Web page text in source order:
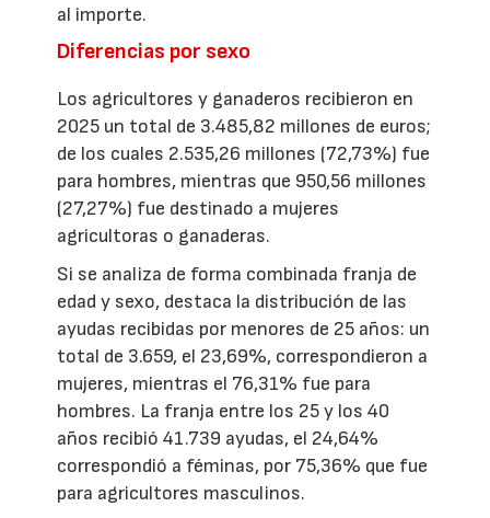
al importe.
Diferencias por sexo
Los agricultores y ganaderos recibieron en
2025 un total de 3.485,82 millones de euros;
de los cuales 2.535,26 millones (72,73%) fue
para hombres, mientras que 950,56 millones
(27,27%) fue destinado a mujeres
agricultoras o ganaderas.
Si se analiza de forma combinada franja de
edad y sexo, destaca la distribución de las
ayudas recibidas por menores de 25 años: un
total de 3.659, el 23,69%, correspondieron a
mujeres, mientras el 76,31% fue para
hombres. La franja entre los 25 y los 40
años recibió 41.739 ayudas, el 24,64%
correspondió a féminas, por 75,36% que fue
para agricultores masculinos.